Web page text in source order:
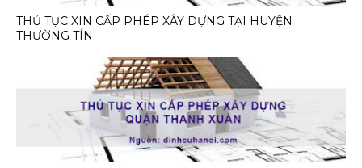
THỦ TỤC XIN CẤP PHÉP XÂY DỰNG TẠI HUYỆN
THƯỜNG TÍN